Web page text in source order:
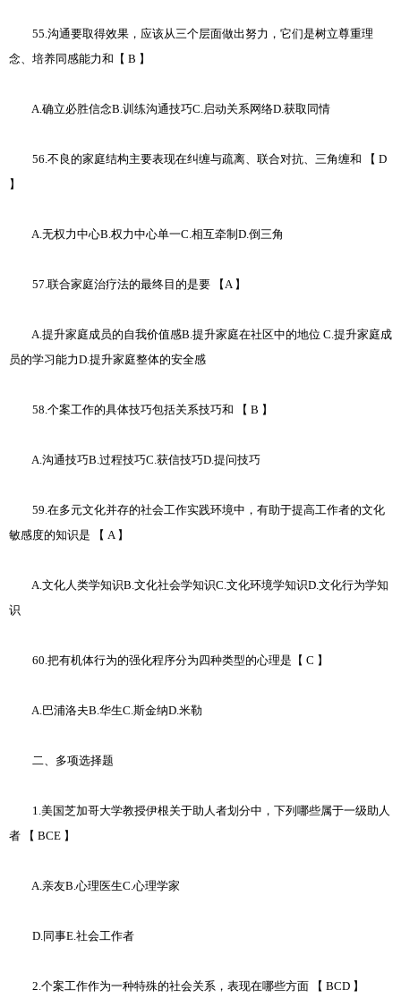
55.沟通要取得效果，应该从三个层面做出努力，它们是树立尊重理
念、培养同感能力和【 B 】
A.确立必胜信念B.训练沟通技巧C.启动关系网络D.获取同情
56.不良的家庭结构主要表现在纠缠与疏离、联合对抗、三角缠和 【 D
】
A.无权力中心B.权力中心单一C.相互牵制D.倒三角
57.联合家庭治疗法的最终目的是要 【A 】
A.提升家庭成员的自我价值感B.提升家庭在社区中的地位 C.提升家庭成
员的学习能力D.提升家庭整体的安全感
58.个案工作的具体技巧包括关系技巧和 【 B 】
A.沟通技巧B.过程技巧C.获信技巧D.提问技巧
59.在多元文化并存的社会工作实践环境中，有助于提高工作者的文化
敏感度的知识是 【 A 】
A.文化人类学知识B.文化社会学知识C.文化环境学知识D.文化行为学知
识
60.把有机体行为的强化程序分为四种类型的心理是【 C 】
A.巴浦洛夫B.华生C.斯金纳D.米勒
二、多项选择题
1.美国芝加哥大学教授伊根关于助人者划分中，下列哪些属于一级助人
者 【 BCE 】
A.亲友B.心理医生C.心理学家
D.同事E.社会工作者
2.个案工作作为一种特殊的社会关系，表现在哪些方面 【 BCD 】